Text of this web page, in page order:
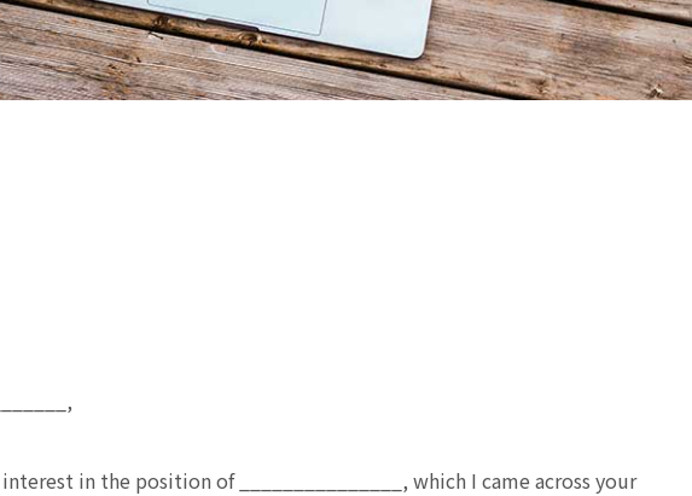
in the position of _______________, which I came across your